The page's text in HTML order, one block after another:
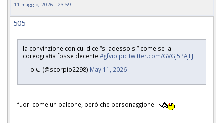
11 maggio, 2026 - 23:59
505
la convinzione con cui dice “si adesso si” come se la
coreografia fosse decente #gfvip pic.twitter.com/GVGJ5PAjFJ
— o ⏾ (@scorpio2298) May 11, 2026
fuori come un balcone, però che personaggione